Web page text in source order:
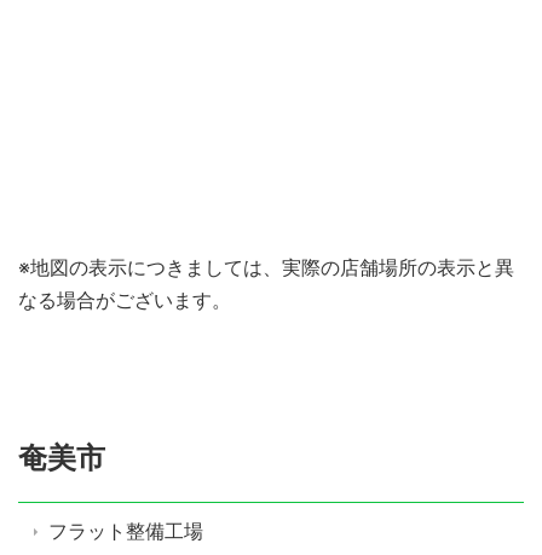
※地図の表示につきましては、実際の店舗場所の表示と異
なる場合がございます。
奄美市
フラット整備工場